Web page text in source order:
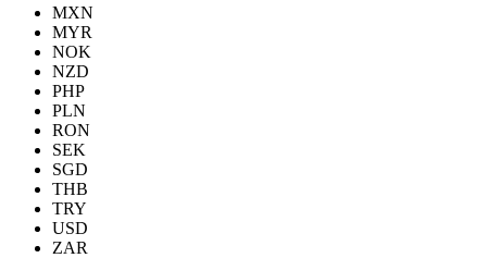
MXN
MYR
NOK
NZD
PHP
PLN
RON
SEK
SGD
THB
TRY
USD
ZAR